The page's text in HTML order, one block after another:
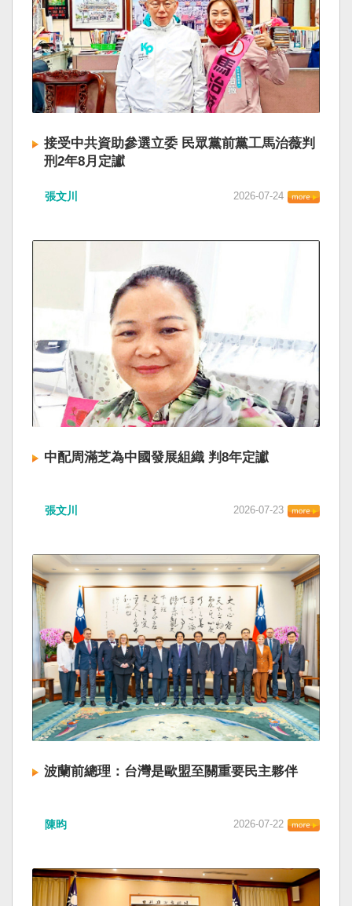
接受中共資助參選立委 民眾黨前黨工馬治薇判
刑2年8月定讞
張文川 2026-07-24
中配周滿芝為中國發展組織 判8年定讞
張文川 2026-07-23
波蘭前總理：台灣是歐盟至關重要民主夥伴
陳昀 2026-07-22